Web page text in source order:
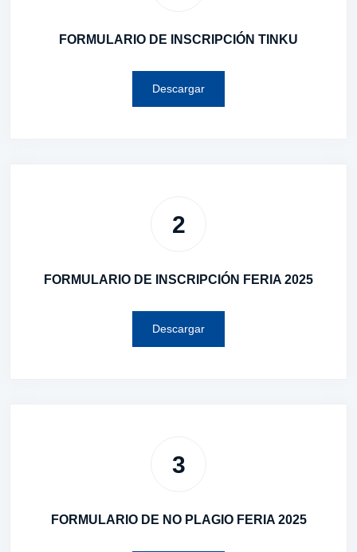
FORMULARIO DE INSCRIPCIÓN TINKU
Descargar
2
FORMULARIO DE INSCRIPCIÓN FERIA 2025
Descargar
3
FORMULARIO DE NO PLAGIO FERIA 2025